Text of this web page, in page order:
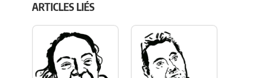
L’ARTICLE
ARTICLES LIÉS